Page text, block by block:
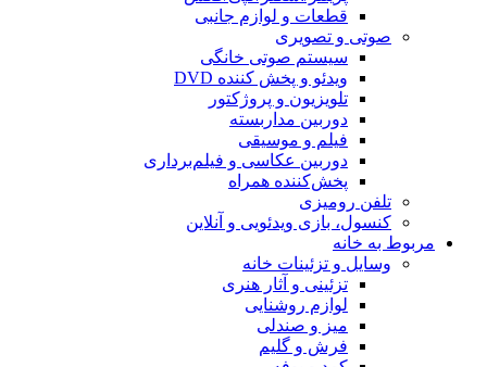
قطعات و لوازم جانبی
صوتی و تصویری
سیستم صوتی خانگی
ویدئو و پخش کننده DVD
تلویزیون و پروژکتور
دوربین مداربسته
فیلم و موسیقی
دوربین عکاسی و فیلم‌برداری
پخش‌کننده همراه
تلفن رومیزی
کنسول، بازی‌ ویدئویی و آنلاین
مربوط به خانه
وسایل و تزئینات خانه
تزئینی و آثار هنری
لوازم روشنایی
میز و صندلی
فرش و گلیم